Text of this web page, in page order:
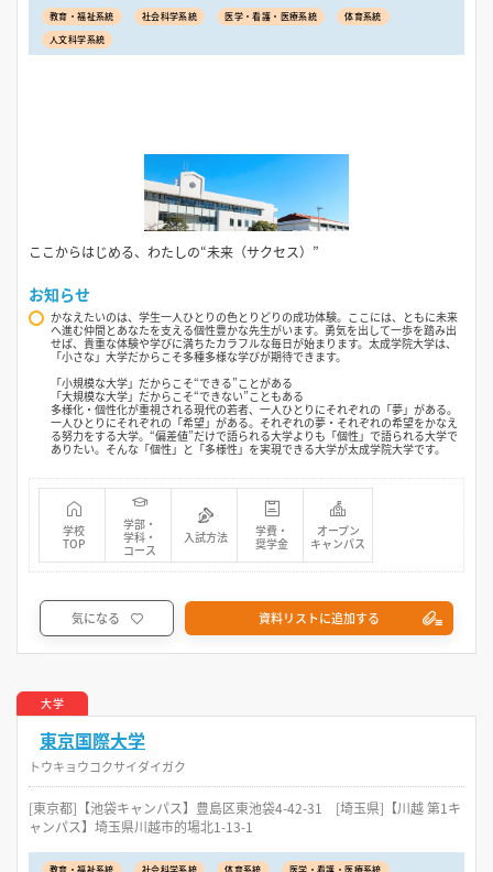
教育・福祉系統 社会科学系統 医学・看護・医療系統
体育系統
人文科学系統
ここからはじめる、わたしの“未来（サクセス）”
お知らせ
かなえたいのは、学生一人ひとりの色とりどりの成功体験。ここには、ともに未来
へ進む仲間とあなたを支える個性豊かな先生がいます。勇気を出して一歩を踏み出
せば、貴重な体験や学びに満ちたカラフルな毎日が始まります。太成学院大学は、
「小さな」大学だからこそ多種多様な学びが期待できます。
「小規模な大学」だからこそ“できる”ことがある
「大規模な大学」だからこそ“できない”こともある
多様化・個性化が重視される現代の若者、一人ひとりにそれぞれの「夢」がある。
一人ひとりにそれぞれの「希望」がある。それぞれの夢・それぞれの希望をかなえ
る努力をする大学。“偏差値”だけで語られる大学よりも「個性」で語られる大学で
ありたい。そんな「個性」と「多様性」を実現できる大学が太成学院大学です。
学校
TOP
学部・
学科・
コース
入試方法
学費・
奨学金
オープン
キャンパス
気になる 資料リストに追加する
大学
東京国際大学
トウキョウコクサイダイガク
[東京都]【池袋キャンパス】豊島区東池袋4-42-31 [埼玉県]【川越 第1キ
ャンパス】埼玉県川越市的場北1-13-1
教育・福祉系統 社会科学系統 体育系統 医学・看護・医療系統